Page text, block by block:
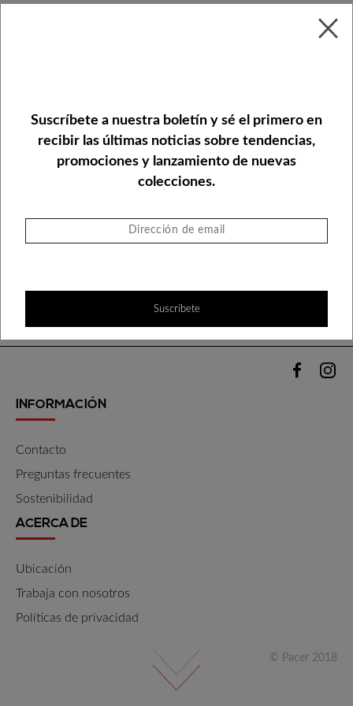
INFORMACIÓN
Contacto
Preguntas frecuentes
Sostenibilidad
ACERCA DE
Ubicación
Trabaja con nosotros
Políticas de privacidad
© Pacer 2018
Suscríbete a nuestra boletín y sé el primero en
recibir las últimas noticias sobre tendencias,
promociones y lanzamiento de nuevas
colecciones.